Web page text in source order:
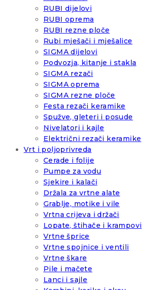
RUBI dijelovi
RUBI oprema
RUBI rezne ploče
Rubi mješači i mješalice
SIGMA dijelovi
Podvozja, kitanje i stakla
SIGMA rezači
SIGMA oprema
SIGMA rezne ploče
Festa rezači keramike
Spužve, gleteri i posude
Nivelatori i kajle
Električni rezači keramike
Vrt i poljoprivreda
Cerade i folije
Pumpe za vodu
Sjekire i kalači
Držala za vrtne alate
Grablje, motike i vile
Vrtna crijeva i držači
Lopate, štihače i krampovi
Vrtne šprice
Vrtne spojnice i ventili
Vrtne škare
Pile i mačete
Lanci i sajle